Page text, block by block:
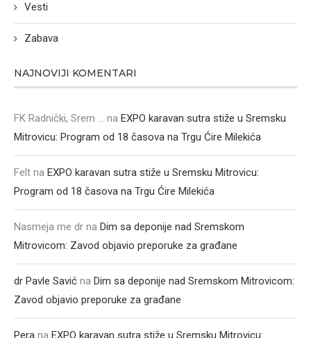
Vesti
Zabava
NAJNOVIJI KOMENTARI
FK Radnički, Srem ... na EXPO karavan sutra stiže u Sremsku
Mitrovicu: Program od 18 časova na Trgu Ćire Milekića
Felt na EXPO karavan sutra stiže u Sremsku Mitrovicu:
Program od 18 časova na Trgu Ćire Milekića
Nasmeja me dr na Dim sa deponije nad Sremskom
Mitrovicom: Zavod objavio preporuke za građane
dr Pavle Savić na Dim sa deponije nad Sremskom Mitrovicom:
Zavod objavio preporuke za građane
Pera na EXPO karavan sutra stiže u Sremsku Mitrovicu: